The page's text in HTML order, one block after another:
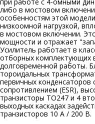
либо в мостовом
особенностям этой
низкоомной нагрузкой,
в мостовом включении.
мощности и отражает
Усилитель работает в
отборных комплектующих
долговременной работы.
тороидальных
первичных конденсаторов
сопротивлением (ESR),
транзисторы TO247 и 4
выходных каскадах
транзисторов 10 А / 200 В.